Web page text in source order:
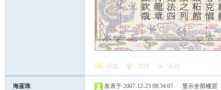
回复 支持 反对
海蓝珠 发表于 2007-12-23 08:34:07 显示全部楼层